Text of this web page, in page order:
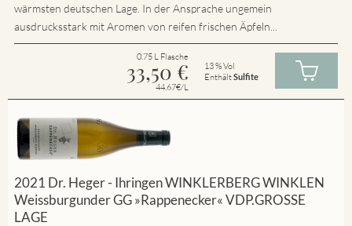
wärmsten deutschen Lage. In der Ansprache ungemein
ausdrucksstark mit Aromen von reifen frischen Äpfeln...
0.75 L Flasche
33,50 €
44.67€/L
13 % Vol
EnthältSulfite
2021 Dr. Heger - Ihringen WINKLERBERG WINKLEN
Weissburgunder GG »Rappenecker« VDP.GROSSE
LAGE